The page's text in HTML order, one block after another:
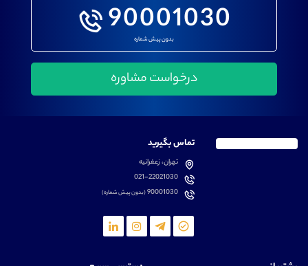
90001030
بدون پیش شماره
تماس بگیرید
تهران، زعفرانیه
021-22021030
90001030(بدون پیش شماره)